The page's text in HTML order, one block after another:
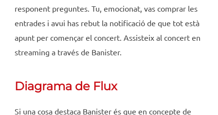
responent preguntes. Tu, emocionat, vas comprar les
entrades i avui has rebut la notificació de que tot està
apunt per començar el concert. Assisteix al concert en
streaming a través de Banister.
Diagrama de Flux
Si una cosa destaca Banister és que en concepte de